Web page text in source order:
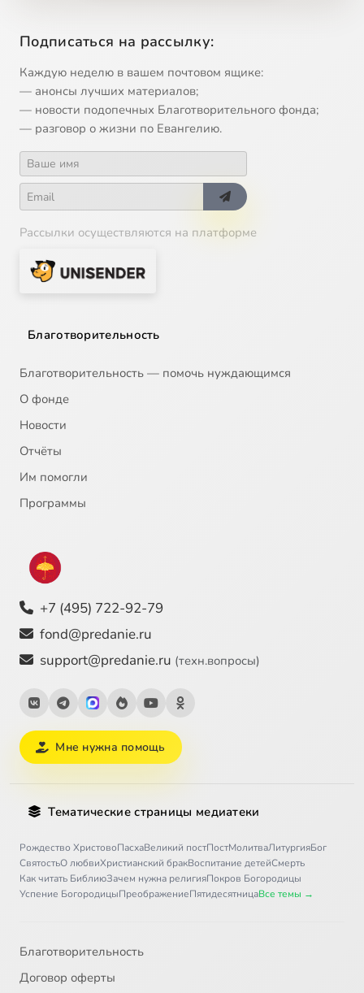
Подписаться на рассылку:
Каждую неделю в вашем почтовом ящике:
— анонсы лучших материалов;
— новости подопечных Благотворительного фонда;
— разговор о жизни по Евангелию.
Рассылки осуществляются на платформе
Благотворительность
Благотворительность — помочь нуждающимся
О фонде
Новости
Отчёты
Им помогли
Программы
+7 (495) 722-92-79
fond@predanie.ru
support@predanie.ru (техн.вопросы)
Мне нужна помощь
Тематические страницы медиатеки
Рождество ХристовоПасхаВеликий постПостМолитваЛитургияБог
СвятостьО любвиХристианский бракВоспитание детейСмерть
Как читать БиблиюЗачем нужна религияПокров Богородицы
Успение БогородицыПреображениеПятидесятницаВсе темы →
Благотворительность
Договор оферты